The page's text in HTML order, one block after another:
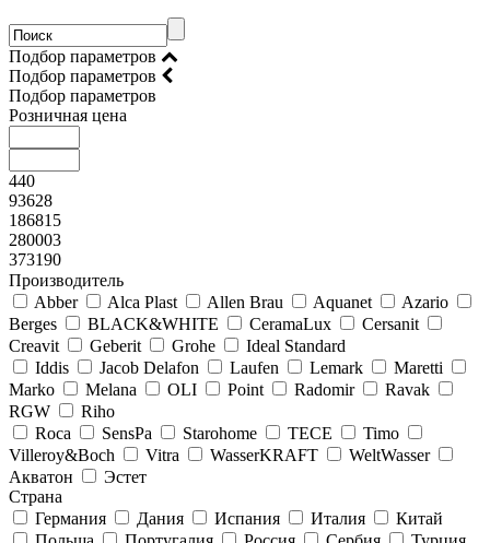
Подбор параметров
Подбор параметров
Подбор параметров
Розничная цена
440
93628
186815
280003
373190
Производитель
Abber
Alca Plast Allen Brau Aquanet
Azario
Berges
BLACK&WHITE CeramaLux
Cersanit
Creavit
Geberit Grohe
Ideal Standard
Iddis
Jacob Delafon Laufen Lemark
Maretti
Marko
Melana OLI Point Radomir
Ravak
RGW
Riho
Roca
SensPa Starohome TECE
Timo
Villeroy&Boсh
Vitra WasserKRAFT
WeltWasser
Акватон
Эстет
Страна
Германия
Дания Испания Италия
Китай